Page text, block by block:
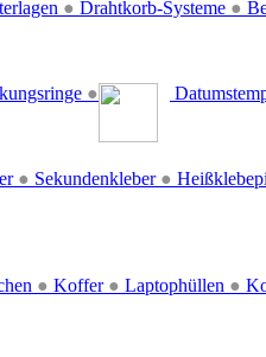
● Drahtkorb-Systeme ●
●
● Sekundenkleber ●
● Koffer ● Laptophüllen ●